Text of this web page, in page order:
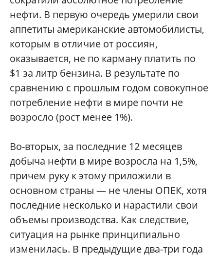
нефти. В первую очередь умерили свои
аппетиты американские автомобилисты,
которым в отличие от россиян,
оказывается, не по карману платить по
$1 за литр бензина. В результате по
сравнению с прошлым годом совокупное
потребление нефти в мире почти не
возросло (рост менее 1%).
Во-вторых, за последние 12 месяцев
добыча нефти в мире возросла на 1,5%,
причем руку к этому приложили в
основном страны — не члены ОПЕК, хотя
последние несколько и нарастили свои
объемы производства. Как следствие,
ситуация на рынке принципиально
изменилась. В предыдущие два-три года